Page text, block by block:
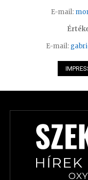
E-mail:
E-mail: